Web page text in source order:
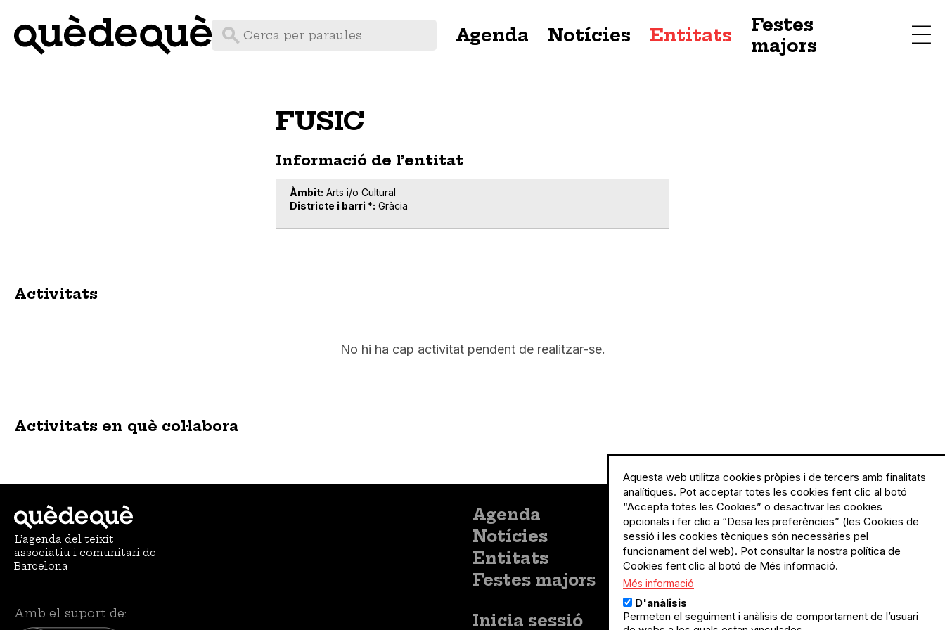
principal
Agenda Notícies Entitats
Festes
majors
FUSIC
Informació de l’entitat
Àmbit Arts i/o Cultural
Districte i barri * Gràcia
Activitats
No hi ha cap activitat pendent de realitzar-se.
Activitats en què col·labora
L’agenda del teixit
associatiu i comunitari de
Barcelona
Amb el suport de:
Menú
principal
Agenda
Notícies
Entitats
Festes majors
Menú
Inicia sessió
Menú
Legal
Política de privacitat
Avís legal
Política de cookies
organitzadors.
Aquesta web utilitza cookies pròpies i de tercers amb finalitats
analítiques. Pot acceptar totes les cookies fent clic al botó
“Accepta totes les Cookies” o desactivar les cookies
opcionals i fer clic a “Desa les preferències” (les Cookies de
sessió i les cookies tècniques són necessàries pel
funcionament del web). Pot consultar la nostra política de
Cookies fent clic al botó de Més informació.
Més informació
D'anàlisis
Permeten el seguiment i anàlisis de comportament de l’usuari